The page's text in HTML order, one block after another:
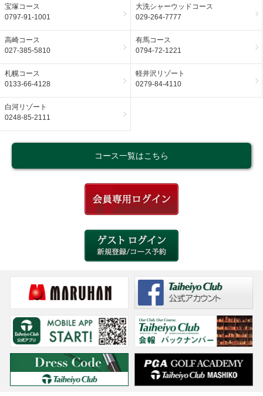
宝塚コース
0797-91-1001
大洗シャーウッドコース
029-264-7777
高崎コース
027-385-5810
有馬コース
0794-72-1221
札幌コース
0133-66-4128
軽井沢リゾート
0279-84-4110
白河リゾート
0248-85-2111
コース一覧はこちら